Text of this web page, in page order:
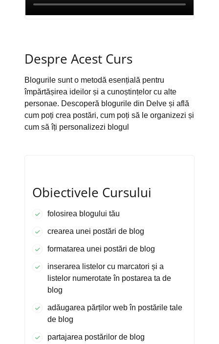
Despre Acest Curs
Blogurile sunt o metodă esențială pentru
împărtășirea ideilor și a cunoștințelor cu alte
personae. Descoperă blogurile din Delve și află
cum poți crea postări, cum poți să le organizezi și
cum să îți personalizezi blogul
Obiectivele Cursului
folosirea blogului tău
crearea unei postări de blog
formatarea unei postări de blog
inserarea listelor cu marcatori și a
listelor numerotate în postarea ta de
blog
adăugarea părților web în postările tale
de blog
partajarea postărilor de blog